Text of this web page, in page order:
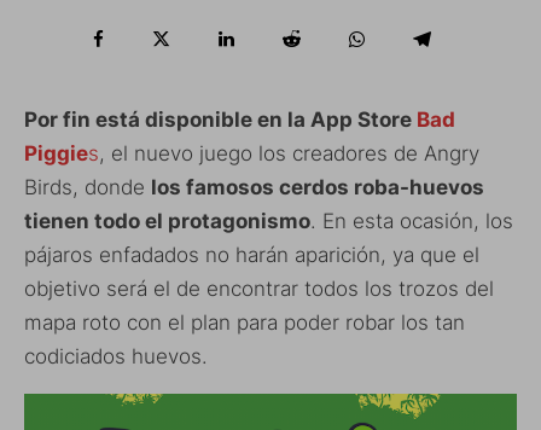
Por fin está disponible en la App Store Bad
Piggies, el nuevo juego los creadores de Angry
Birds, donde los famosos cerdos roba-huevos
tienen todo el protagonismo. En esta ocasión, los
pájaros enfadados no harán aparición, ya que el
objetivo será el de encontrar todos los trozos del
mapa roto con el plan para poder robar los tan
codiciados huevos.